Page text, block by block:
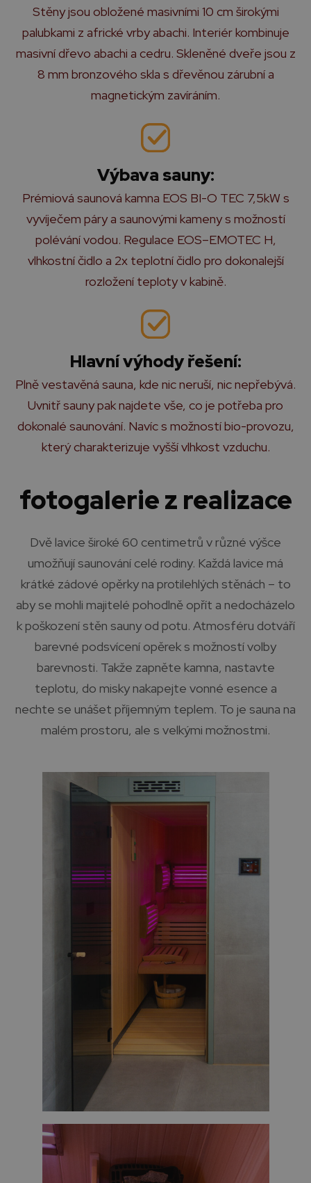
Stěny jsou obložené masivními 10 cm širokými
palubkami z africké vrby abachi. Interiér kombinuje
masivní dřevo abachi a cedru. Skleněné dveře jsou z
8 mm bronzového skla s dřevěnou zárubní a
magnetickým zavíráním.
Výbava sauny:
Prémiová saunová kamna EOS BI-O TEC 7,5kW s
vyvíječem páry a saunovými kameny s možností
polévání vodou. Regulace EOS–EMOTEC H,
vlhkostní čidlo a 2x teplotní čidlo pro dokonalejší
rozložení teploty v kabině.
Hlavní výhody řešení:
Plně vestavěná sauna, kde nic neruší, nic nepřebývá.
Uvnitř sauny pak najdete vše, co je potřeba pro
dokonalé saunování. Navíc s možností bio-provozu,
který charakterizuje vyšší vlhkost vzduchu.
fotogalerie z realizace
Dvě lavice široké 60 centimetrů v různé výšce
umožňují saunování celé rodiny. Každá lavice má
krátké zádové opěrky na protilehlých stěnách – to
aby se mohli majitelé pohodlně opřít a nedocházelo
k poškození stěn sauny od potu. Atmosféru dotváří
barevné podsvícení opěrek s možností volby
barevnosti. Takže zapněte kamna, nastavte
teplotu, do misky nakapejte vonné esence a
nechte se unášet příjemným teplem. To je sauna na
malém prostoru, ale s velkými možnostmi.